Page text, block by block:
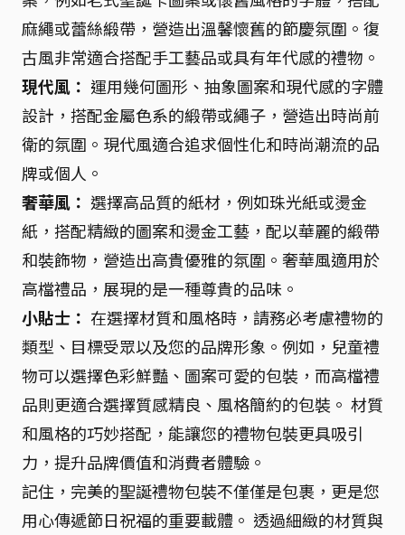
麻繩或蕾絲緞帶，營造出溫馨懷舊的節慶氛圍。復
古風非常適合搭配手工藝品或具有年代感的禮物。
現代風： 運用幾何圖形、抽象圖案和現代感的字體
設計，搭配金屬色系的緞帶或繩子，營造出時尚前
衛的氛圍。現代風適合追求個性化和時尚潮流的品
牌或個人。
奢華風： 選擇高品質的紙材，例如珠光紙或燙金
紙，搭配精緻的圖案和燙金工藝，配以華麗的緞帶
和裝飾物，營造出高貴優雅的氛圍。奢華風適用於
高檔禮品，展現的是一種尊貴的品味。
小貼士： 在選擇材質和風格時，請務必考慮禮物的
類型、目標受眾以及您的品牌形象。例如，兒童禮
物可以選擇色彩鮮豔、圖案可愛的包裝，而高檔禮
品則更適合選擇質感精良、風格簡約的包裝。 材質
和風格的巧妙搭配，能讓您的禮物包裝更具吸引
力，提升品牌價值和消費者體驗。
記住，完美的聖誕禮物包裝不僅僅是包裹，更是您
用心傳遞節日祝福的重要載體。 透過細緻的材質與